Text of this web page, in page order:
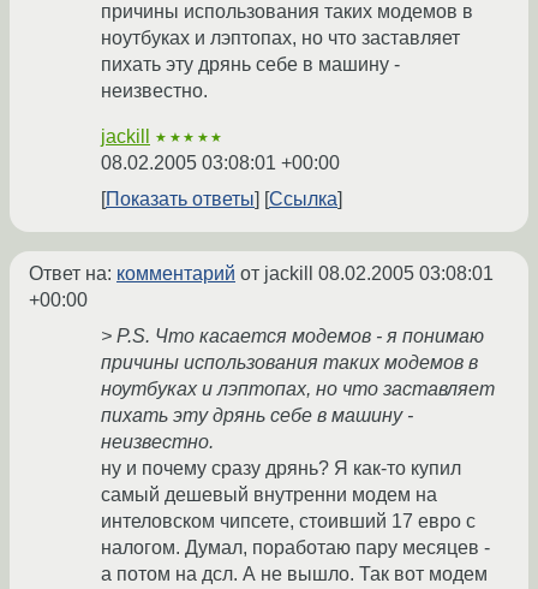
причины использования таких модемов в
ноутбуках и лэптопах, но что заставляет
пихать эту дрянь себе в машину -
неизвестно.
jackill ★★★★★
08.02.2005 03:08:01 +00:00
Показать ответы
Ссылка
Ответ на: комментарий от jackill 08.02.2005 03:08:01
+00:00
> P.S. Что касается модемов - я понимаю
причины использования таких модемов в
ноутбуках и лэптопах, но что заставляет
пихать эту дрянь себе в машину -
неизвестно.
ну и почему сразу дрянь? Я как-то купил
самый дешевый внутренни модем на
интеловском чипсете, стоивший 17 евро с
налогом. Думал, поработаю пару месяцев -
а потом на дсл. А не вышло. Так вот модем